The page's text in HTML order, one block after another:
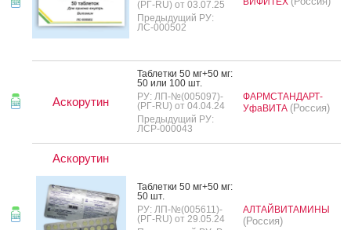
(РГ-RU) от 03.07.25
Предыдущий РУ:
ЛС-000502
Аскорутин
Таб­летки 50 мг+50 мг:
50 или 100 шт.
РУ: ЛП-№(005097)-
(РГ-RU) от 04.04.24
Предыдущий РУ:
ЛСР-000043
ФАРМСТАНДАРТ-
УфаВИТА (Россия)
Аскорутин
Таб­летки 50 мг+50 мг:
50 шт.
РУ: ЛП-№(005611)-
(РГ-RU) от 29.05.24
АЛТАЙВИТАМИНЫ
(Россия)